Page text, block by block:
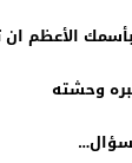
الأعظم
وحشته
…